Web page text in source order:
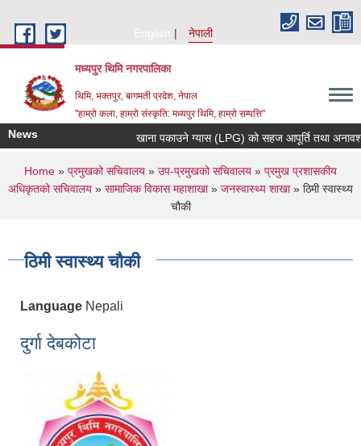
English
नेपाली
मध्यपुर थिमि नगरपालिका
थिमि, भक्तपुर, बागमती प्रदेश, नेपाल
"हाम्रो कला, हाम्रो संस्कृति: मध्यपुर थिमि, हाम्रो सम्पत्ति"
News खाना पकाउने ग्यास (LPG) को सहज आपूर्ति तथा
You are here
Home » प्रमुखको सचिवालय » उप-प्रमुखको सचिवालय » प्रमुख प्रशासकीय
अधिकृतको सचिवालय » सामाजिक विकास महाशाखा» जनस्वास्थ्य शाखा» ठिमी स्वास्थ्य
चौकी
ठिमी स्वास्थ्य चौकी
Language Nepali
दुर्गा देबकोटा